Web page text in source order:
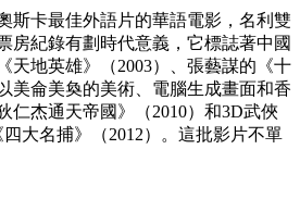
斯卡最佳外語片的華語電影，名利雙
房紀錄有劃時代意義，它標誌著中國
天地英雄》（2003）、張藝謀的《十
美侖美奐的美術、電腦生成畫面和香
仁杰通天帝國》（2010）和3D武俠
大名捕》（2012）。這批影片不單